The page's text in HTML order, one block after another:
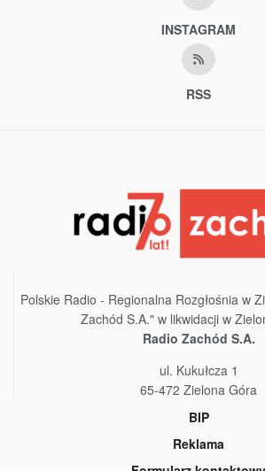
INSTAGRAM
RSS
Polskie Radio - Regionalna Rozgłośnia w
Zachód S.A." w likwidacji w
Radio Zachód S.A.
ul. Kukułcza 1
65-472 Zielona Góra
BIP
Reklama